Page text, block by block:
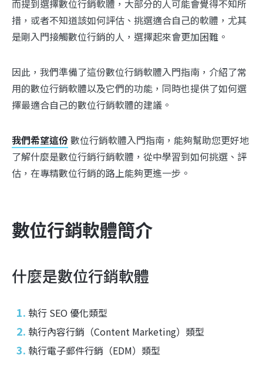
而提到選擇數位行銷軟體，大部分的人可能會覺得不知所
措，或者不知道該如何評估、挑選適合自己的軟體，尤其
是剛入門接觸數位行銷的人，選擇起來會更加困難。
因此，我們準備了這份數位行銷軟體入門指南，介紹了常
用的數位行銷軟體以及它們的功能，同時也提供了如何選
擇最適合自己的數位行銷軟體的建議。
我們希望這份數位行銷軟體入門指南，能夠幫助您更好地
了解什麼是數位行銷行銷軟體，從中學習到如何挑選、評
估，在專精數位行銷的路上能夠更進一步。
數位行銷軟體簡介
什麼是數位行銷軟體
執行 SEO 優化類型
執行內容行銷（Content Marketing）類型
執行電子郵件行銷（EDM）類型